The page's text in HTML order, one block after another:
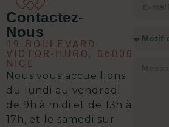
Contactez-
Nous
19 BOULEVARD
VICTOR-HUGO, 06000
NICE
Nous vous accueillons
d u lundi au vendredi
de 9h à midi et de 13h à
17h, et le samedi sur